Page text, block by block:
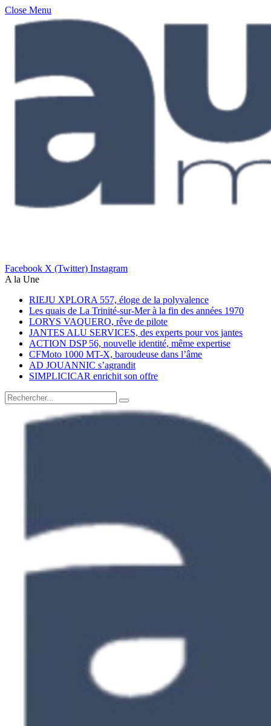
Close Menu
Facebook X (Twitter) Instagram
A la Une
RIEJU XPLORA 557, éloge de la polyvalence
Les quais de La Trinité-sur-Mer à la fin des années 1970
LORYS VAQUERO, rêve de pilote
JANTES ALU SERVICES, des experts pour vos jantes
ACTION DSP 56, nouvelle identité, même expertise
CFMoto 1000 MT-X, baroudeuse dans l’âme
AD JOUANNIC s’agrandit
SIMPLICICAR enrichit son offre